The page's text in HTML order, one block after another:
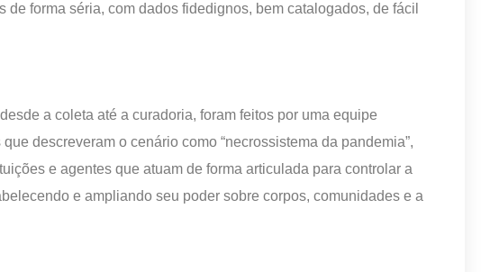
de forma séria, com dados fidedignos, bem catalogados, de fácil
a coleta até a curadoria, foram feitos por uma equipe
descreveram o cenário como “necrossistema da pandemia”,
e agentes que atuam de forma articulada para controlar a
e ampliando seu poder sobre corpos, comunidades e a